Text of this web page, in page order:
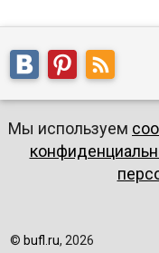
Мы используем
© bufl.ru, 2026